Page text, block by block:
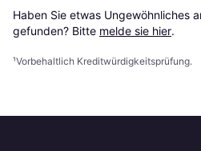
Haben Sie etwas Ungewöhnliches
gefunden? Bitte melde sie hier.
¹Vorbehaltlich Kreditwürdigkeitsprüfung.